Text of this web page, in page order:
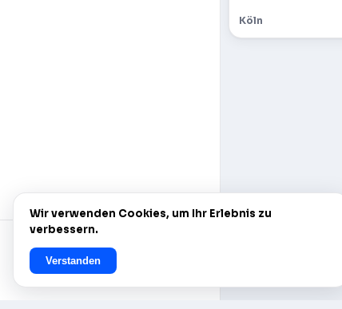
Köln
Wir verwenden Cookies, um Ihr Erlebnis zu
verbessern.
Verstanden